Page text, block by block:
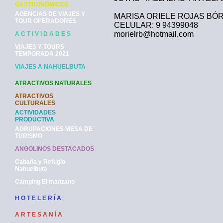
GASTRONÓMICOS
AGENCIAS DE VIAJES Y
TOUR OPERADORES
A C T I V I D A D E S
VIAJES Y TOURS
TEMPORADA 2021
VIAJES A NAHUELBUTA
ATRACTIVOS NATURALES
ATRACTIVOS
CULTURALES
ACTIVIDADES
PRODUCTIVA
AGRUPACIONES MESA DE
TURISMO
ANGOLINOS DESTACADOS
Cabaña y Refugio
Nahuelbuta
Camping El manzano
H O T E L E R Í A
A R T E S A N Í A
MARISA ORIELE ROJAS
CELULAR: 9 94399048
morielrb@hotmail.com